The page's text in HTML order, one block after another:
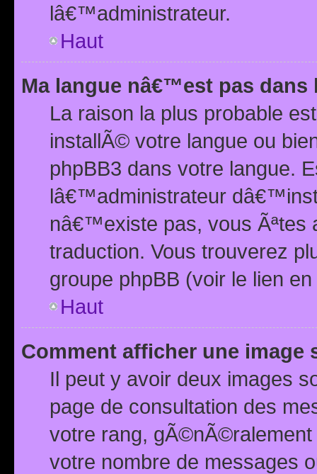
lâ€™administrateur.
Haut
Ma langue nâ€™est pas dans
La raison la plus probable
installÃ© votre langue ou
phpBB3 dans votre langue.
lâ€™administrateur
nâ€™existe pas, vous Ãªtes
traduction. Vous trouverez
groupe phpBB (voir le lien
Haut
Comment afficher une image
Il peut y avoir deux images
page de consultation des
votre rang,
votre nombre de messages